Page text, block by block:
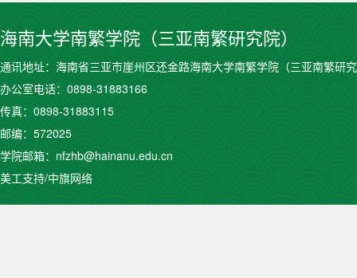
海南大学南繁学院（三亚南繁研究院）
通讯地址：海南省三亚市崖州区还金路海南大学南繁学院（三亚南繁研
办公室电话：0898-31883166
传真：0898-31883115
邮编：572025
学院邮箱：nfzhb@hainanu.edu.cn
美工支持/中旗网络